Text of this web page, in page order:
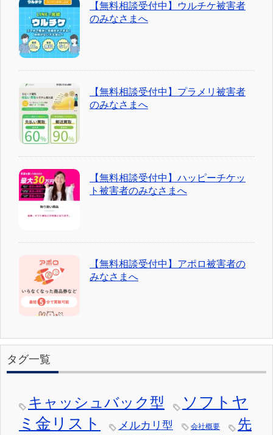
【無料相談受付中】ウルチケ被害者
のみなさまへ
【無料相談受付中】プラメリ被害者
のみなさまへ
【無料相談受付中】ハッピーチケッ
ト被害者のみなさまへ
【無料相談受付中】アポロ被害者の
みなさまへ
タグ一覧
キャッシュバック型
ソフトヤ
ミ金リスト
メルカリ型 会社概要
先